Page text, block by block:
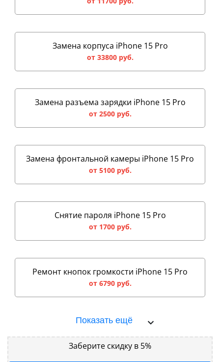
Замена корпуса iPhone 15 Pro
от 33800 руб.
Замена разъема зарядки iPhone 15 Pro
от 2500 руб.
Замена фронтальной камеры iPhone 15 Pro
от 5100 руб.
Снятие пароля iPhone 15 Pro
от 1700 руб.
Ремонт кнопок громкости iPhone 15 Pro
от 6790 руб.
Показать ещё
Заберите скидку в 5%